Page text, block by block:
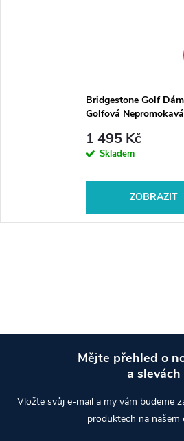
Bridgestone Golf
Golfová
1 495 Kč
Skladem
ZOBRAZIT
Mějte přehled o
a slevách
Vložte svůj e-mail a my vám budeme
produktech na našem